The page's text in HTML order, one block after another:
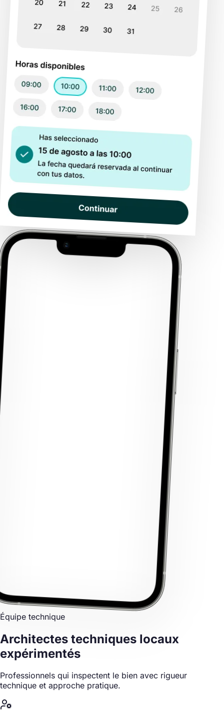
Équipe technique
Architectes techniques locaux
expérimentés
Professionnels qui inspectent le bien avec rigueur
technique et approche pratique.